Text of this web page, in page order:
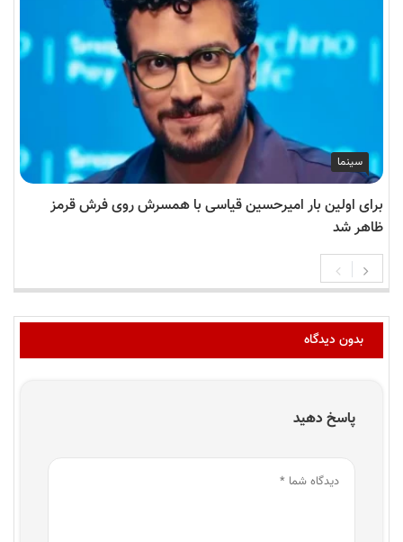
سینما
برای اولین بار امیرحسین قیاسی با همسرش روی فرش قرمز
ظاهر شد
بدون دیدگاه
پاسخ دهید